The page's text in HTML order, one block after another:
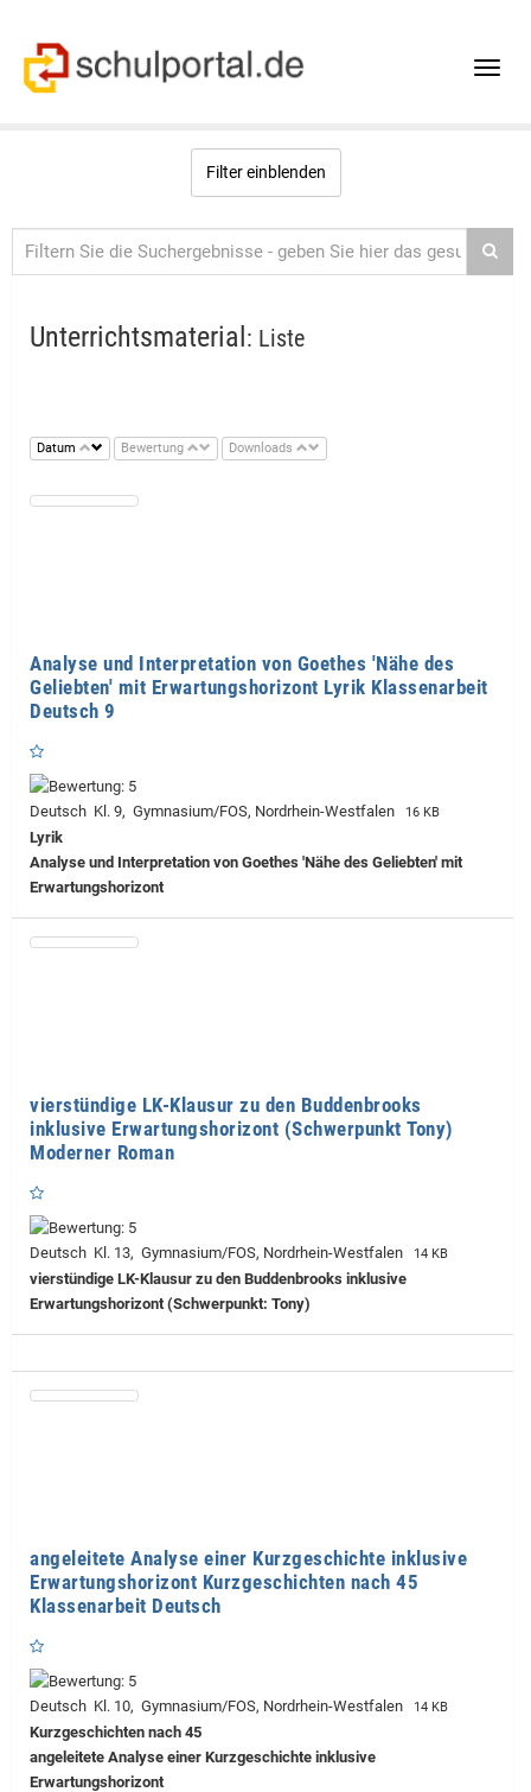
Toggle
Filter einblenden
Unterrichtsmaterial : Liste
Datum Bewertung Downloads
Analyse und Interpretation von Goethes 'Nähe des
Geliebten' mit Erwartungshorizont Lyrik Klassenarbeit
Deutsch 9
Deutsch Kl. 9, Gymnasium/FOS, Nordrhein-Westfalen 16 KB
Lyrik
Analyse und Interpretation von Goethes 'Nähe des Geliebten' mit
Erwartungshorizont
vierstündige LK-Klausur zu den Buddenbrooks
inklusive Erwartungshorizont (Schwerpunkt Tony)
Moderner Roman
Deutsch Kl. 13, Gymnasium/FOS, Nordrhein-Westfalen 14 KB
vierstündige LK-Klausur zu den Buddenbrooks inklusive
Erwartungshorizont (Schwerpunkt: Tony)
angeleitete Analyse einer Kurzgeschichte inklusive
Erwartungshorizont Kurzgeschichten nach 45
Klassenarbeit Deutsch
Deutsch Kl. 10, Gymnasium/FOS, Nordrhein-Westfalen 14 KB
Kurzgeschichten nach 45
angeleitete Analyse einer Kurzgeschichte inklusive
Erwartungshorizont